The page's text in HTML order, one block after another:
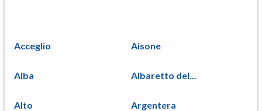
Acceglio Aisone
Alba Albaretto del...
Alto Argentera